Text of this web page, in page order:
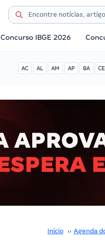
Concurso IBGE 2026
AC AL AM AP BA CE
Início ›› Agenda